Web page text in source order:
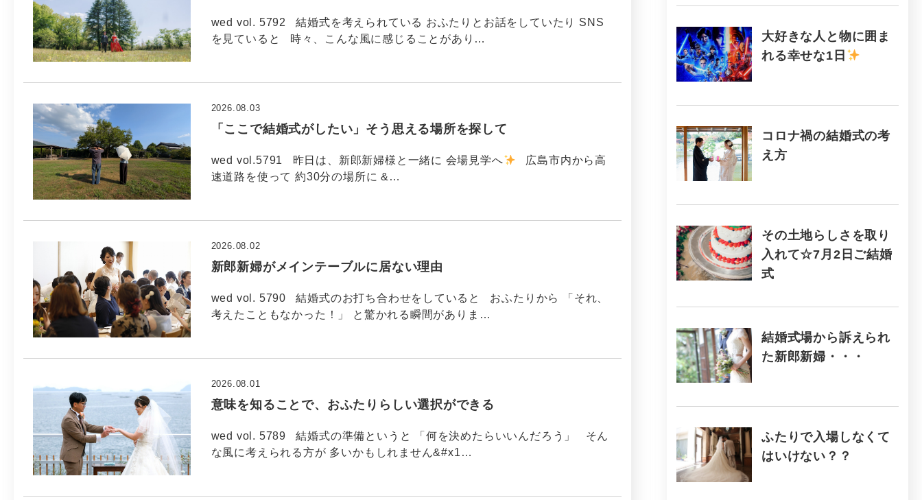
wed vol. 5792 結婚式を考えられている おふたりとお話をしていたり SNS
を見ていると 時々、こんな風に感じることがあり…
「ここで結婚式がしたい」そう思える場所を探して
2026.08.03
wed vol.5791 昨日は、新郎新婦様と一緒に 会場見学へ
広島市内から高
速道路を使って 約30分の場所に &…
新郎新婦がメインテーブルに居ない理由
2026.08.02
wed vol. 5790 結婚式のお打ち合わせをしていると おふたりから 「それ、
考えたこともなかった！」 と驚かれる瞬間がありま…
意味を知ることで、おふたりらしい選択ができる
2026.08.01
wed vol. 5789 結婚式の準備というと 「何を決めたらいいんだろう」 そん
な風に考えられる方が 多いかもしれません&#x1…
大好きな人と物に囲ま
れる幸せな1日
コロナ禍の結婚式の考
え方
その土地らしさを取り
入れて☆7月2日ご結婚
式
結婚式場から訴えられ
た新郎新婦・・・
ふたりで入場しなくて
はいけない？？